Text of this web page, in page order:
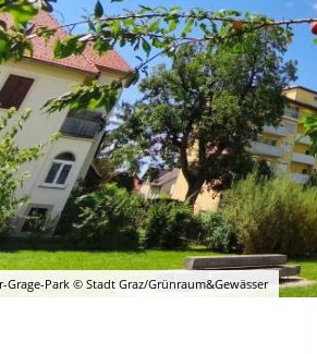
Grage-Park © Stadt Graz/Grünraum&Gewässer